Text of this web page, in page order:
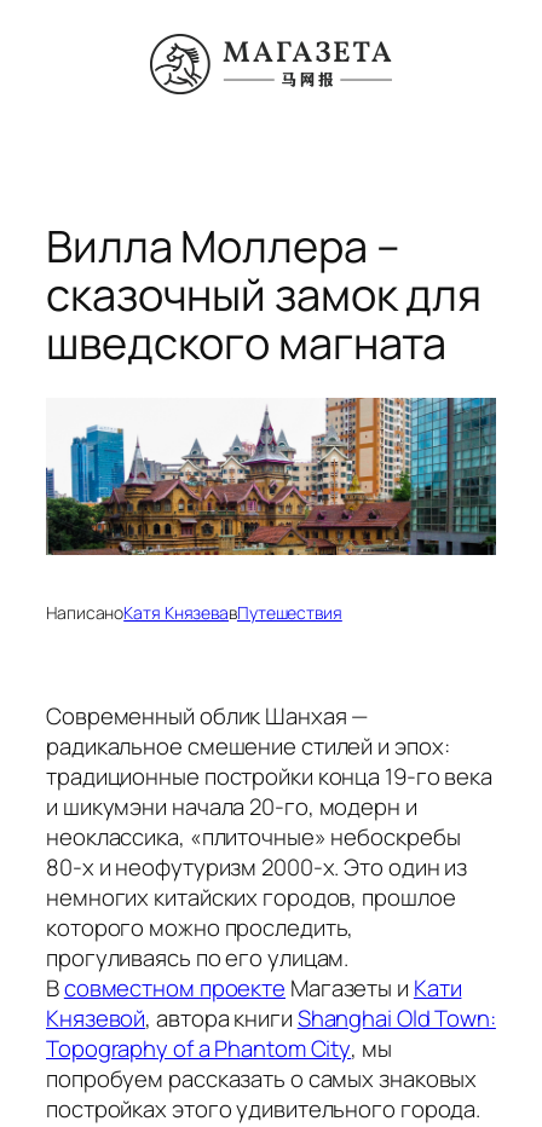
содержимому
Вилла Моллера –
сказочный замок для
шведского магната
НаписаноКатя КнязевавПутешествия
Современный облик Шанхая —
радикальное смешение стилей и эпох:
традиционные постройки конца 19-го века
и шикумэни начала 20-го, модерн и
неоклассика, «плиточные» небоскребы
80-х и неофутуризм 2000-х. Это один из
немногих китайских городов, прошлое
которого можно проследить,
прогуливаясь по его улицам.
Всовместном проекте Магазеты и Кати
Князевой, автора книгиShanghai Old Town:
Topography of a Phantom City, мы
попробуем рассказать о самых знаковых
постройках этого удивительного города.